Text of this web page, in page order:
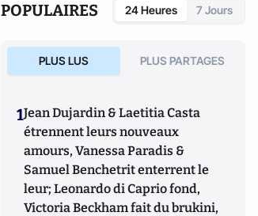
POPULAIRES 24 Heures 7 Jours
PLUS LUS PLUS PARTAGES
1Jean Dujardin & Laetitia Casta
étrennent leurs nouveaux
amours, Vanessa Paradis &
Samuel Benchetrit enterrent le
leur; Leonardo di Caprio fond,
Victoria Beckham fait du brukini,